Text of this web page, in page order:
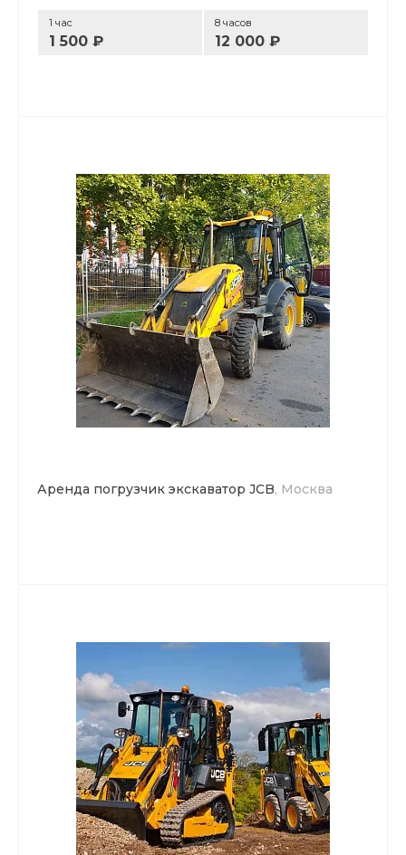
1 час
1 500 ₽
8 часов
12 000 ₽
Аренда погрузчик экскаватор JCB, Москва